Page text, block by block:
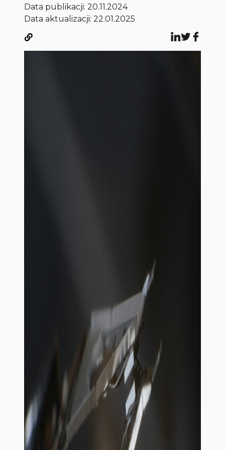
Data publikacji:20.11.2024
Data aktualizacji: 22.01.2025